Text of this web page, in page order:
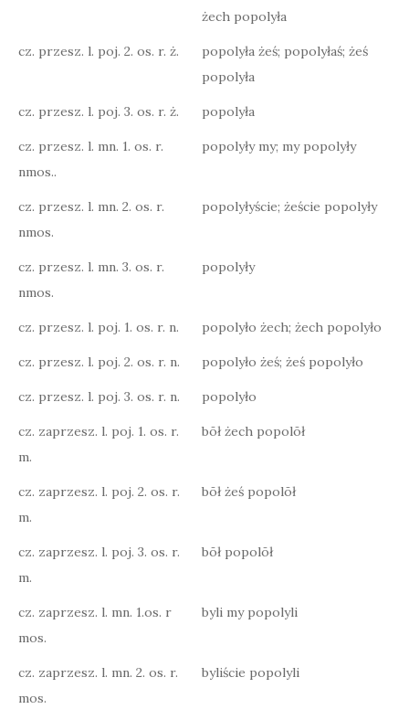
żech popolyła
cz. przesz. l. poj. 2. os. r. ż.
popolyła żeś; popolyłaś; żeś
popolyła
cz. przesz. l. poj. 3. os. r. ż. popolyła
cz. przesz. l. mn. 1. os. r.
nmos..
popolyły my; my popolyły
cz. przesz. l. mn. 2. os. r.
nmos.
popolyłyście; żeście popolyły
cz. przesz. l. mn. 3. os. r.
nmos.
popolyły
cz. przesz. l. poj. 1. os. r. n. popolyło żech; żech popolyło
cz. przesz. l. poj. 2. os. r. n. popolyło żeś; żeś popolyło
cz. przesz. l. poj. 3. os. r. n. popolyło
cz. zaprzesz. l. poj. 1. os. r.
m.
bōł żech popolōł
cz. zaprzesz. l. poj. 2. os. r.
m.
bōł żeś popolōł
cz. zaprzesz. l. poj. 3. os. r.
m.
bōł popolōł
cz. zaprzesz. l. mn. 1.os. r
mos.
byli my popolyli
cz. zaprzesz. l. mn. 2. os. r.
mos.
byliście popolyli